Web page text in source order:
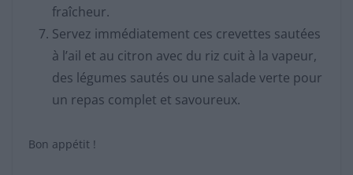
fraîcheur.
Servez immédiatement ces crevettes sautées
à l’ail et au citron avec du riz cuit à la vapeur,
des légumes sautés ou une salade verte pour
un repas complet et savoureux.
Bon appétit !